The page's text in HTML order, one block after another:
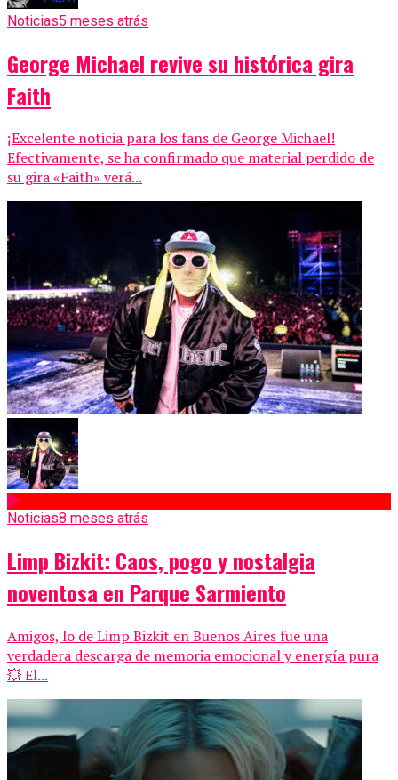
Noticias5 meses atrás
George Michael revive su histórica gira
Faith
¡Excelente noticia para los fans de George Michael!
Efectivamente, se ha confirmado que material perdido de
su gira «Faith» verá...
Noticias8 meses atrás
Limp Bizkit: Caos, pogo y nostalgia
noventosa en Parque Sarmiento
Amigos, lo de Limp Bizkit en Buenos Aires fue una
verdadera descarga de memoria emocional y energía pura
💥 El...